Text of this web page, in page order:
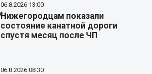
06.8.2026 13:00
Нижегородцам показали
состояние канатной дороги
спустя месяц после ЧП
06.8.2026 08:30